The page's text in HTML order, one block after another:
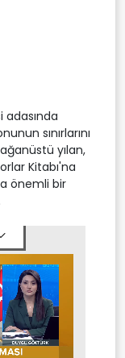
adasında
sınırlarını
yılan,
Kitabı'na
önemli bir